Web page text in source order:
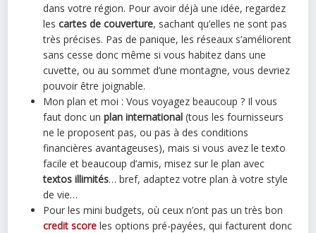
dans votre région. Pour avoir déjà une idée, regardez
lescartes de couverture, sachant qu’elles ne sont pas
très précises. Pas de panique, les réseaux s’améliorent
sans cesse donc même si vous habitez dans une
cuvette, ou au sommet d’une montagne, vous devriez
pouvoir être joignable.
Mon plan et moi : Vous voyagez beaucoup ? Il vous
faut donc unplan international (tous les fournisseurs
ne le proposent pas, ou pas à des conditions
financières avantageuses), mais si vous avez le texto
facile et beaucoup d’amis, misez sur le plan avec
textos illimités… bref, adaptez votre plan à votre style
de vie…
Pour les mini budgets, où ceux n’ont pas un très bon
credit score les options pré-payées, qui facturent donc